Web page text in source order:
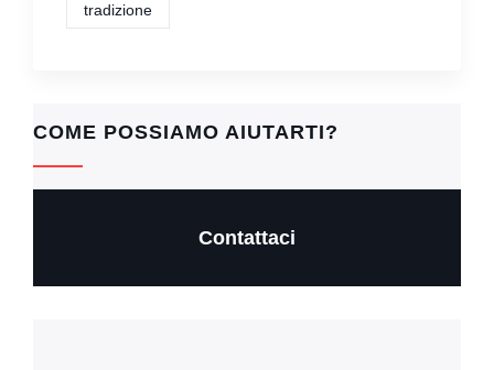
tradizione
COME POSSIAMO AIUTARTI?
Contattaci